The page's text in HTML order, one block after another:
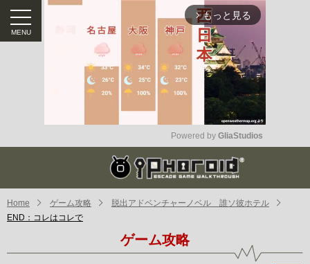
arrow_forward_ios もっと見る
Mute
Powered by GliaStudios
Home ゲーム攻略
脱出アドベンチャーノベル 誰ソ彼ホテル
END：コレはコレで
ゲーム攻略